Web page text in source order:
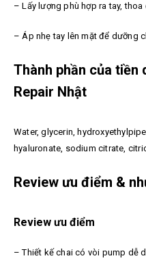
– Lấy lượng phù hợp ra tay,
– Áp nhẹ tay lên mặt để dưỡng
Thành phần của
Repair Nhật
Water, glycerin,
hyaluronate, sodium citrate,
Review ưu điểm &
Review ưu điểm
– Thiết kế chai có vòi pump dễ